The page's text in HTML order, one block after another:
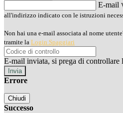
E-mail
all'indirizzo indicato con le istruzioni
Non hai una e-mail associata al nome
tramite la Login Spaggiari
E-mail inviata, si prega di controllare
Errore
Chiudi
Successo